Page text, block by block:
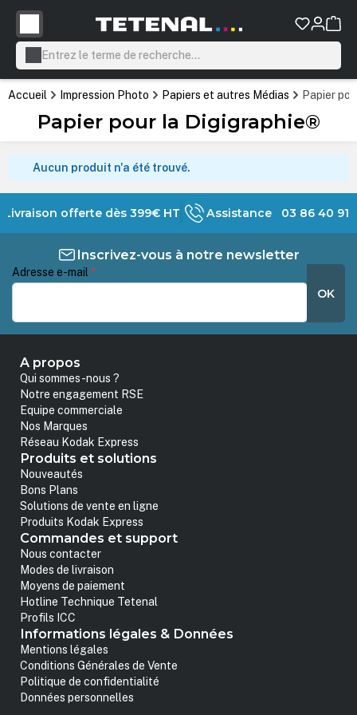
principal
Accueil Impression Photo Papiers et autres Médias Papier
Papier pour la Digigraphie®
Aucun produit n'a été trouvé.
Livraison offerte dès 399€ HT Assistance 03 86 40 91
Inscrivez-vous à notre newsletter
Adresse e-mail *
OK
A propos
Qui sommes-nous ?
Notre engagement RSE
Equipe commerciale
Nos Marques
Réseau Kodak Express
Produits et solutions
Nouveautés
Bons Plans
Solutions de vente en ligne
Produits Kodak Express
Commandes et support
Nous contacter
Modes de livraison
Moyens de paiement
Hotline Technique Tetenal
Profils ICC
Informations légales & Données
Mentions légales
Conditions Générales de Vente
Politique de confidentialité
Données personnelles